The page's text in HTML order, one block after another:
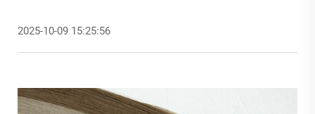
2025-10-09 15:25:56